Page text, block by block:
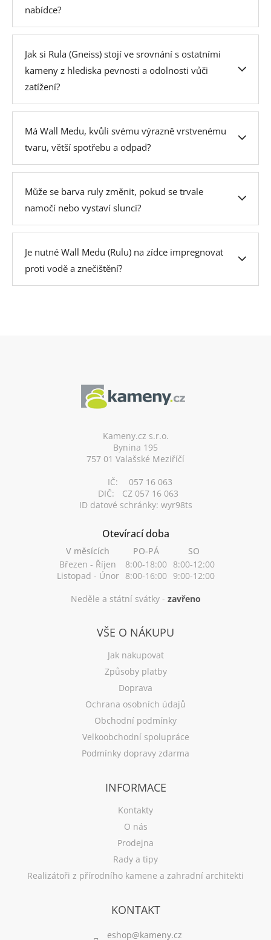
nabídce?
Jak si Rula (Gneiss) stojí ve srovnání s ostatními
kameny z hlediska pevnosti a odolnosti vůči
zatížení?
Má Wall Medu, kvůli svému výrazně vrstvenému
tvaru, větší spotřebu a odpad?
Může se barva ruly změnit, pokud se trvale
namočí nebo vystaví slunci?
Je nutné Wall Medu (Rulu) na zídce impregnovat
proti vodě a znečištění?
Kameny.cz s.r.o.
Bynina 195
757 01 Valašské Meziříčí
IČ:
057 16 063
DIČ:
CZ 057 16 063
ID datové schránky: wyr98ts
Otevírací doba
V měsících PO-PÁ
SO
Březen - Říjen
8:00-18:00 8:00-12:00
Listopad - Únor 8:00-16:00 9:00-12:00
Neděle a státní svátky - zavřeno
VŠE O NÁKUPU
Jak nakupovat
Způsoby platby
Doprava
Ochrana osobních údajů
Obchodní podmínky
Velkoobchodní spolupráce
Podmínky dopravy zdarma
INFORMACE
Kontakty
O nás
Prodejna
Rady a tipy
Realizátoři z přírodního kamene a zahradní architekti
KONTAKT